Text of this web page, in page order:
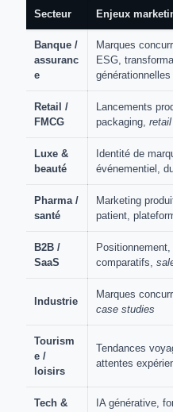
Secteur Enjeux
Banque /
assuranc
e
Marques
ESG,
générationnelles
Retail /
FMCG
Lancements
packaging,
Luxe &
beauté
Identité de
événementiel,
Pharma /
santé
Marketing
patient,
B2B /
SaaS
comparatifs,
Industrie
Marques
case studies
Tourism
e /
loisirs
Tendances
attentes
Tech &
IA générative,